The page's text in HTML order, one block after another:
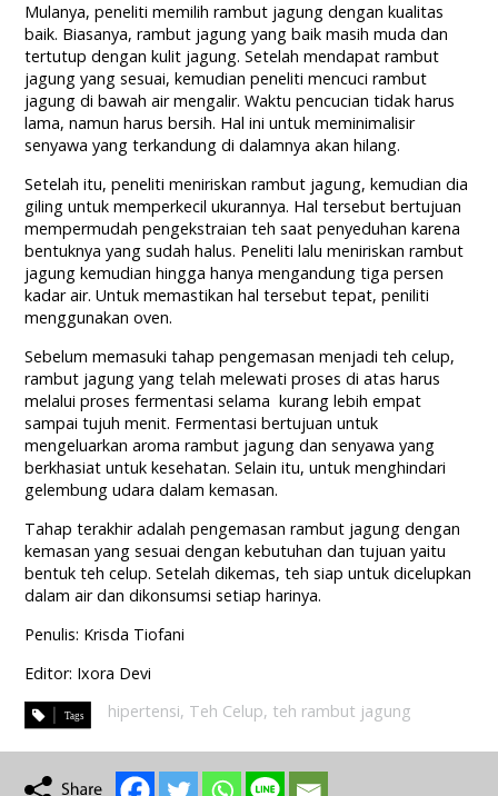
Mulanya, peneliti memilih rambut jagung dengan kualitas
baik. Biasanya, rambut jagung yang baik masih muda dan
tertutup dengan kulit jagung. Setelah mendapat rambut
jagung yang sesuai, kemudian peneliti mencuci rambut
jagung di bawah air mengalir. Waktu pencucian tidak harus
lama, namun harus bersih. Hal ini untuk meminimalisir
senyawa yang terkandung di dalamnya akan hilang.
Setelah itu, peneliti meniriskan rambut jagung, kemudian dia
giling untuk memperkecil ukurannya. Hal tersebut bertujuan
mempermudah pengekstraian teh saat penyeduhan karena
bentuknya yang sudah halus. Peneliti lalu meniriskan rambut
jagung kemudian hingga hanya mengandung tiga persen
kadar air. Untuk memastikan hal tersebut tepat, peniliti
menggunakan oven.
Sebelum memasuki tahap pengemasan menjadi teh celup,
rambut jagung yang telah melewati proses di atas harus
melalui proses fermentasi selama kurang lebih empat
sampai tujuh menit. Fermentasi bertujuan untuk
mengeluarkan aroma rambut jagung dan senyawa yang
berkhasiat untuk kesehatan. Selain itu, untuk menghindari
gelembung udara dalam kemasan.
Tahap terakhir adalah pengemasan rambut jagung dengan
kemasan yang sesuai dengan kebutuhan dan tujuan yaitu
bentuk teh celup. Setelah dikemas, teh siap untuk dicelupkan
dalam air dan dikonsumsi setiap harinya.
Penulis: Krisda Tiofani
Editor: Ixora Devi
hipertensi, Teh Celup, teh rambut jagung